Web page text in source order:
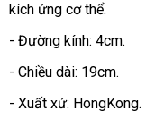
kích ứng cơ thể.
- Đường kính: 4cm.
- Chiều dài: 19cm.
- Xuất xứ: HongKong.